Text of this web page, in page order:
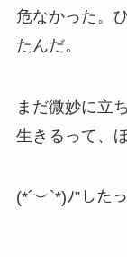
危なかった。
たんだ。
まだ微妙に立
生きるって、
(*´︶`*)ﾉ”した